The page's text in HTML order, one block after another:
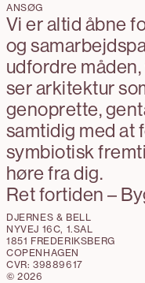
ANSØG
Vi er altid åbne
og
udfordre
ser arkitektur
genoprette,
samtidig med at
symbiotisk
høre fra dig.
Ret fortiden –
DJERNES & BELL
NYVEJ 16C, 1.SAL
1851 FREDERIKSBERG
COPENHAGEN
CVR: 39889617
©2026